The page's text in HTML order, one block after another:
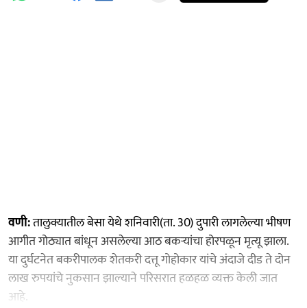
वणी:तालुक्यातील बेसा येथे शनिवारी(ता. 30) दुपारी लागलेल्या भीषण
आगीत गोठ्यात बांधून असलेल्या आठ बकर्‍यांचा होरपळून मृत्यू झाला.
या दुर्घटनेत बकरीपालक शेतकरी दत्तू गोहोकार यांचे अंदाजे दीड ते दोन
लाख रुपयांचे नुकसान झाल्याने परिसरात हळहळ व्यक्त केली जात
आहे.